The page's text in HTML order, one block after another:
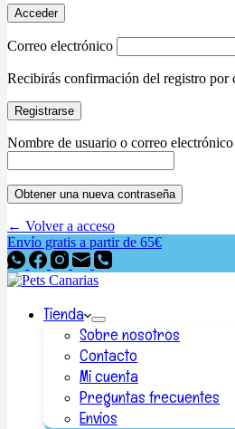
Acceder
Correo electrónico
Recibirás confirmación del registro por
Registrarse
Nombre de usuario o correo electrónico
Obtener una nueva contraseña
← Volver a acceso
Envío gratis a partir de 65€
Tienda
Sobre nosotros
Contacto
Mi cuenta
Preguntas frecuentes
Envios